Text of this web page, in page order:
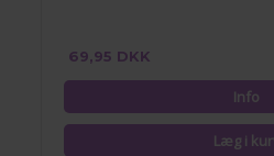
69,95 DKK